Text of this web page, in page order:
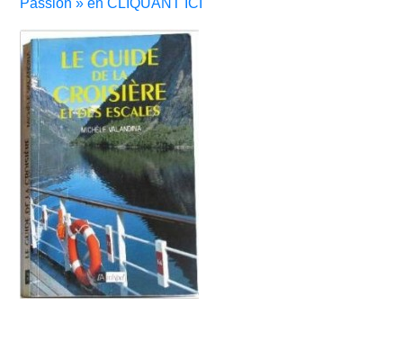
Passion » en CLIQUANT ICI